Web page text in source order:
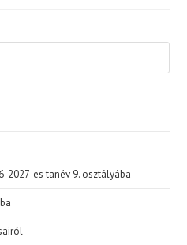
2027-es tanév 9. osztályába